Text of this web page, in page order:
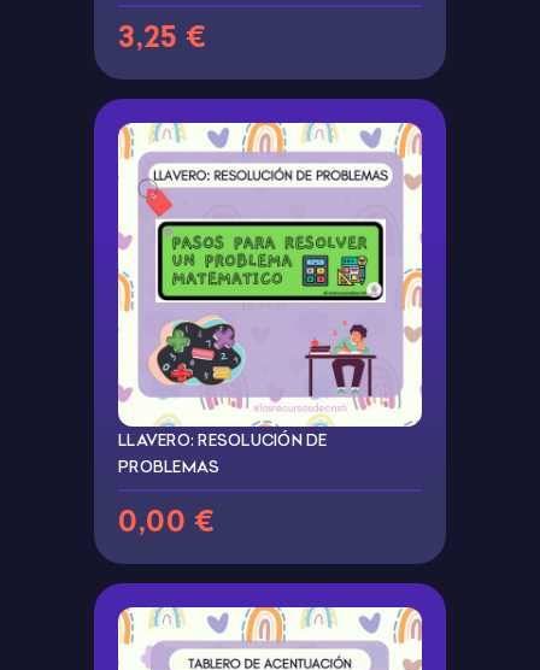
3,25 €
LLAVERO: RESOLUCIÓN DE
PROBLEMAS
0,00 €